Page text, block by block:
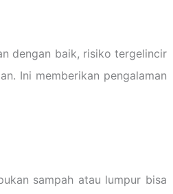
dengan baik, risiko tergelincir
Ini memberikan pengalaman
sampah atau lumpur bisa